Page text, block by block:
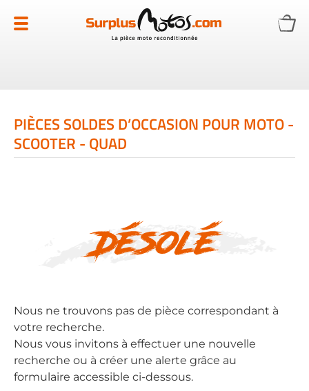
au
contenu
PIÈCES SOLDES D’OCCASION POUR MOTO -
SCOOTER - QUAD
Désolé
Nous ne trouvons pas de pièce correspondant à
votre recherche.
Nous vous invitons à effectuer une nouvelle
recherche ou à créer une alerte grâce au
formulaire accessible ci-dessous.